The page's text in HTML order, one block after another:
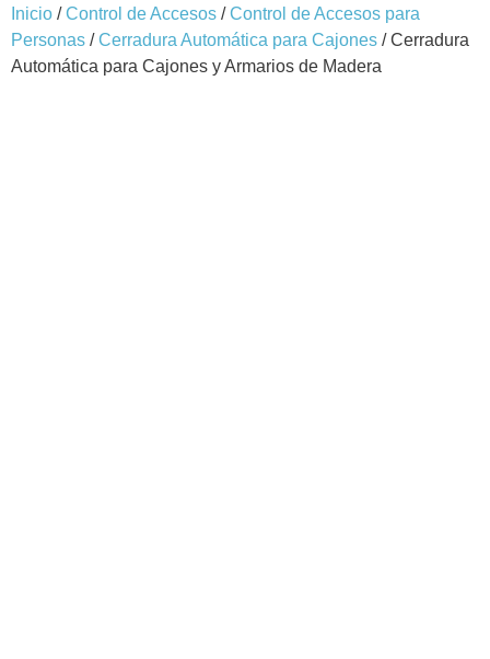
Inicio /Control de Accesos /Control de Accesos para
Personas /Cerradura Automática para Cajones / Cerradura
Automática para Cajones y Armarios de Madera